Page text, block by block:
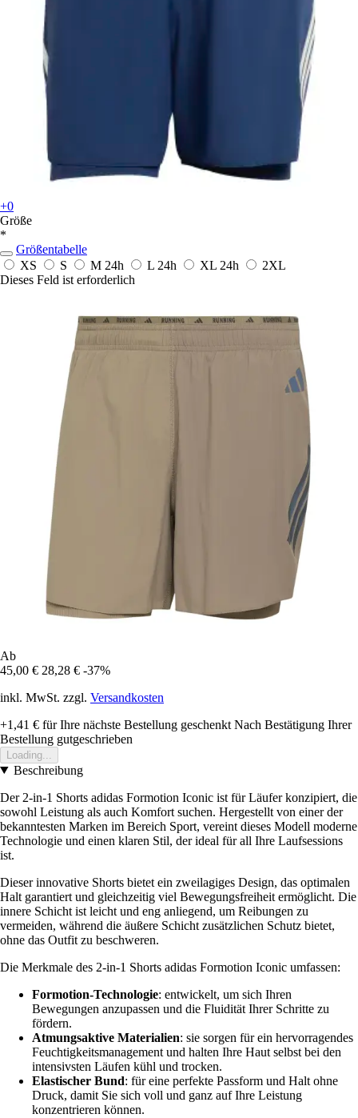
+0
Größe
*
Größentabelle
XS
S M 24h L 24h XL 24h
2XL
Dieses Feld ist erforderlich
Ab
45,00 € 28,28 € -37%
inkl. MwSt. zzgl. Versandkosten
+1,41 € für Ihre nächste Bestellung geschenkt Nach Bestätigung Ihrer
Bestellung gutgeschrieben
Loading...
Beschreibung
Der 2-in-1 Shorts adidas Formotion Iconic ist für Läufer konzipiert, die
sowohl Leistung als auch Komfort suchen. Hergestellt von einer der
bekanntesten Marken im Bereich Sport, vereint dieses Modell moderne
Technologie und einen klaren Stil, der ideal für all Ihre Laufsessions
ist.
Dieser innovative Shorts bietet ein zweilagiges Design, das optimalen
Halt garantiert und gleichzeitig viel Bewegungsfreiheit ermöglicht. Die
innere Schicht ist leicht und eng anliegend, um Reibungen zu
vermeiden, während die äußere Schicht zusätzlichen Schutz bietet,
ohne das Outfit zu beschweren.
Die Merkmale des 2-in-1 Shorts adidas Formotion Iconic umfassen:
Formotion-Technologie: entwickelt, um sich Ihren
Bewegungen anzupassen und die Fluidität Ihrer Schritte zu
fördern.
Atmungsaktive Materialien: sie sorgen für ein hervorragendes
Feuchtigkeitsmanagement und halten Ihre Haut selbst bei den
intensivsten Läufen kühl und trocken.
Elastischer Bund: für eine perfekte Passform und Halt ohne
Druck, damit Sie sich voll und ganz auf Ihre Leistung
konzentrieren können.